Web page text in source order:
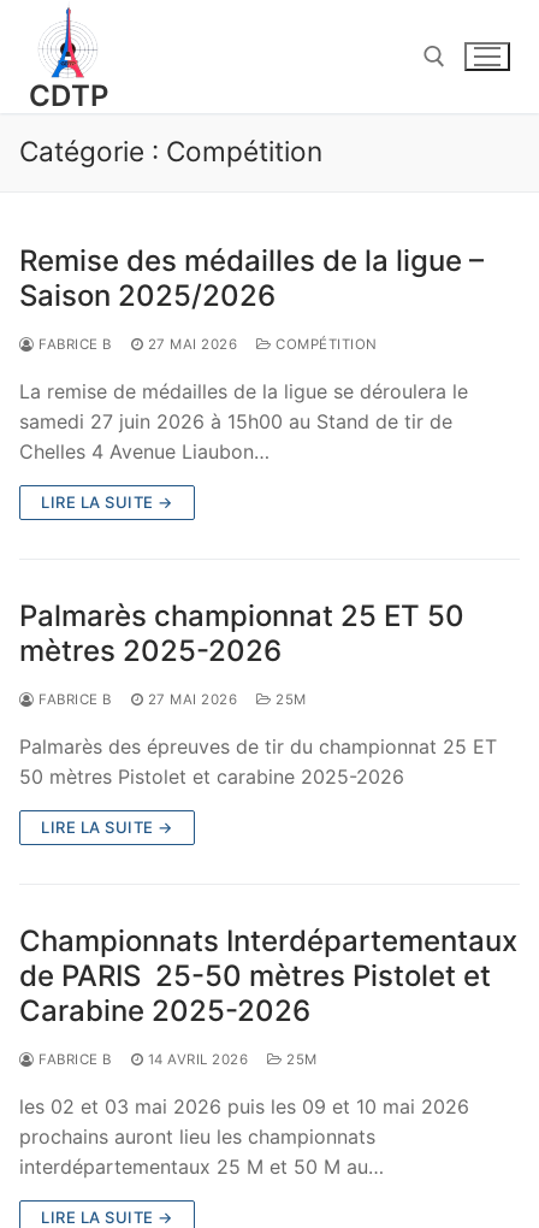
contenu
CDTP
Rechercher :
Catégorie : Compétition
Remise des médailles de la ligue –
Saison 2025/2026
FABRICE B 27 MAI 2026 COMPÉTITION
La remise de médailles de la ligue se déroulera le
samedi 27 juin 2026 à 15h00 au Stand de tir de
Chelles 4 Avenue Liaubon…
LIRE LA SUITE →
Palmarès championnat 25 ET 50
mètres 2025-2026
FABRICE B 27 MAI 2026 25M
Palmarès des épreuves de tir du championnat 25 ET
50 mètres Pistolet et carabine 2025-2026
LIRE LA SUITE →
Championnats Interdépartementaux
de PARIS 25-50 mètres Pistolet et
Carabine 2025-2026
FABRICE B 14 AVRIL 2026 25M
les 02 et 03 mai 2026 puis les 09 et 10 mai 2026
prochains auront lieu les championnats
interdépartementaux 25 M et 50 M au…
LIRE LA SUITE →